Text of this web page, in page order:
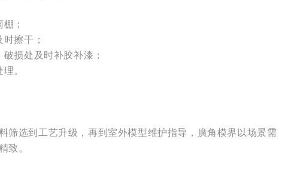
；
擦干；
损处及时补胶补漆；
。
筛选到工艺升级，再到室外模型维护指导，廣角模界以场景需
。